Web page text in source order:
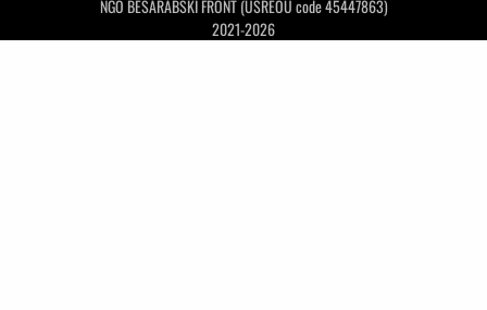
NGO BESARABSKI FRONT (USREOU code 45447863)
2021-2026